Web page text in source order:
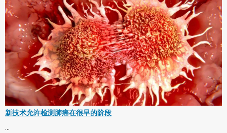
新技术允许检测肺癌在很早的阶段
...